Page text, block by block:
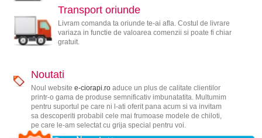
Transport oriunde
Livram comanda ta oriunde te-ai afla. Costul de livrare
variaza in functie de valoarea comenzii si poate fi chiar
gratuit.
Noutati
Noul website e-ciorapi.roaduce un plus de calitate clientilor
printr-o gama de produse semnificativ imbunatatita. Multumim
pentru suportul pe care ni l-ati oferit pana acum si va invitam
sa descoperiti probabil cele mai frumoase modele de chiloti,
pe care le-am selectat cu grija special pentru voi.